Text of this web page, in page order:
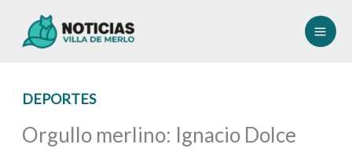
DEPORTES
Orgullo merlino: Ignacio Dolce